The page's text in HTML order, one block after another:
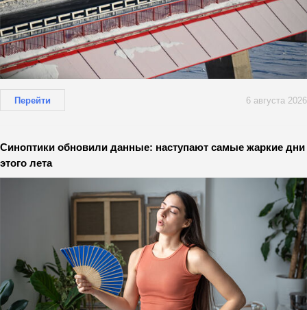
Перейти 6 августа 2026
Синоптики обновили данные: наступают самые жаркие дни
этого лета